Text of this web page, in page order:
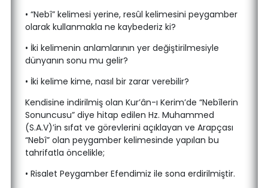
• “Nebî” kelimesi yerine, resûl kelimesini peygamber
olarak kullanmakla ne kaybederiz ki?
• İki kelimenin anlamlarının yer değiştirilmesiyle
dünyanın sonu mu gelir?
• İki kelime kime, nasıl bir zarar verebilir?
Kendisine indirilmiş olan Kur’ân-ı Kerim’de “Nebîlerin
Sonuncusu” diye hitap edilen Hz. Muhammed
(S.A.V)’in sıfat ve görevlerini açıklayan ve Arapçası
“Nebî” olan peygamber kelimesinde yapılan bu
tahrifatla öncelikle;
• Risalet Peygamber Efendimiz ile sona erdirilmiştir.